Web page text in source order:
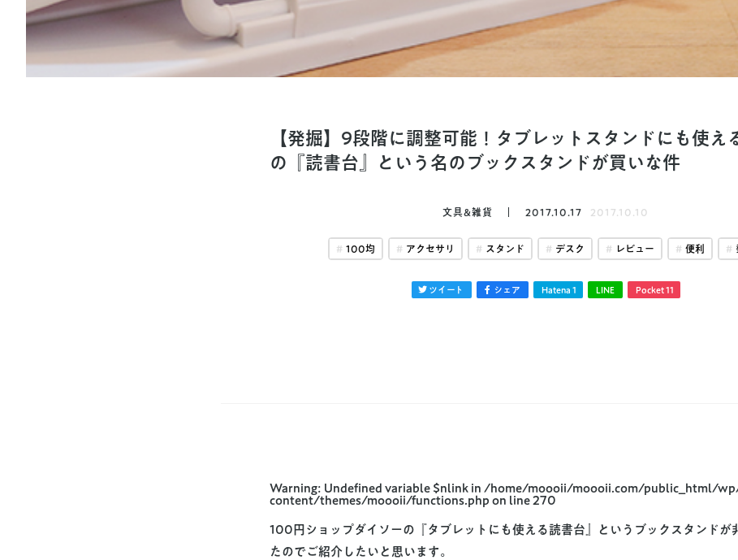
【発掘】9段階に調整可能！タブレットスタンドにも使え
の『読書台』という名のブックスタンドが買いな件
文具&雑貨 2017.10.17 2017.10.10
100均 アクセサリ スタンド デスク レビュー 便利
ツイート シェア Hatena 1 LINE Pocket 11
Warning: Undefined variable $nlink in /home/moooii/moooii.com/public_html/
content/themes/moooii/functions.php on line 270
100円ショップダイソーの『タブレットにも使える読書台』というブックスタンドが
たのでご紹介したいと思います。